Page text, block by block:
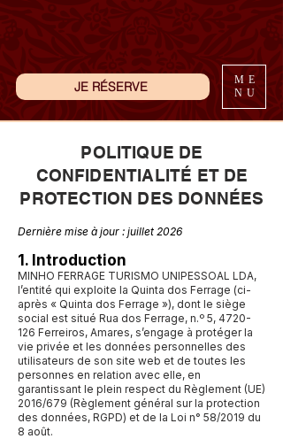
JE RÉSERVE
ME
NU
POLITIQUE DE
CONFIDENTIALITÉ ET DE
PROTECTION DES DONNÉES
Dernière mise à jour : juillet 2026
1. Introduction
MINHO FERRAGE TURISMO UNIPESSOAL LDA,
l’entité qui exploite la Quinta dos Ferrage (ci-
après « Quinta dos Ferrage »), dont le siège
social est situé Rua dos Ferrage, n.º 5, 4720-
126 Ferreiros, Amares, s’engage à protéger la
vie privée et les données personnelles des
utilisateurs de son site web et de toutes les
personnes en relation avec elle, en
garantissant le plein respect du Règlement (UE)
2016/679 (Règlement général sur la protection
des données, RGPD) et de la Loi n° 58/2019 du
8 août.